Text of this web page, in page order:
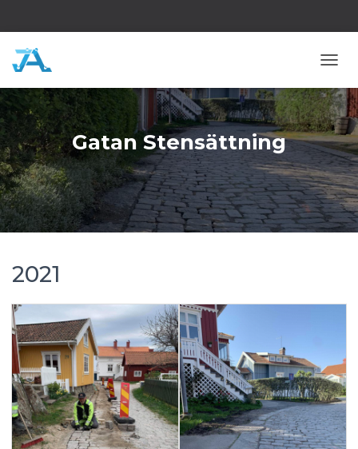
L
Å
P
Å
/
A
V
N
A
V
Gatan Stensättning
2021